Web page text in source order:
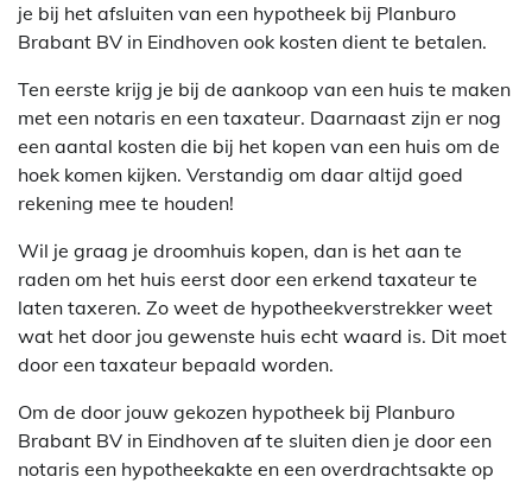
je bij het afsluiten van een hypotheek bij Planburo
Brabant BV in Eindhoven ook kosten dient te betalen.
Ten eerste krijg je bij de aankoop van een huis te maken
met een notaris en een taxateur. Daarnaast zijn er nog
een aantal kosten die bij het kopen van een huis om de
hoek komen kijken. Verstandig om daar altijd goed
rekening mee te houden!
Wil je graag je droomhuis kopen, dan is het aan te
raden om het huis eerst door een erkend taxateur te
laten taxeren. Zo weet de hypotheekverstrekker weet
wat het door jou gewenste huis echt waard is. Dit moet
door een taxateur bepaald worden.
Om de door jouw gekozen hypotheek bij Planburo
Brabant BV in Eindhoven af te sluiten dien je door een
notaris een hypotheekakte en een overdrachtsakte op